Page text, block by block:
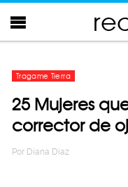
Tragame Tierra
25 Mujeres
corrector de
Por Diana Diaz